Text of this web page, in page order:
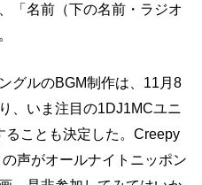
「名前（下の名前・ラジオ
グルのBGM制作は、11月8
、いま注目の1DJ1MCユニ
ることも決定した。Creepy
声がオールナイトニッポン